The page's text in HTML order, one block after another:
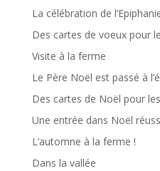
La célébration de
Des cartes de voeux pour
Visite à la ferme
Le Père Noël est passé à
Des cartes de Noël pour
Une entrée dans Noël
L’automne à la ferme !
Dans la vallée